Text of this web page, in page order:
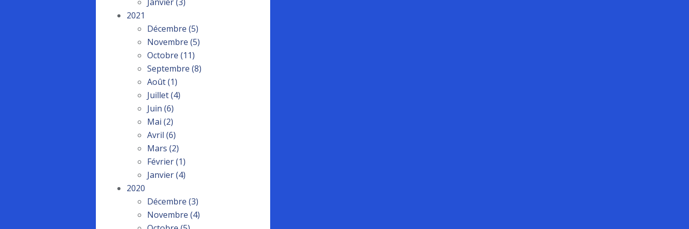
2021
Décembre (5)
Novembre (5)
Octobre (11)
Septembre (8)
Août(1)
Juillet(4)
Juin (6)
Mai (2)
Avril (6)
Mars (2)
Février(1)
Janvier(4)
2020
Décembre (3)
Novembre (4)